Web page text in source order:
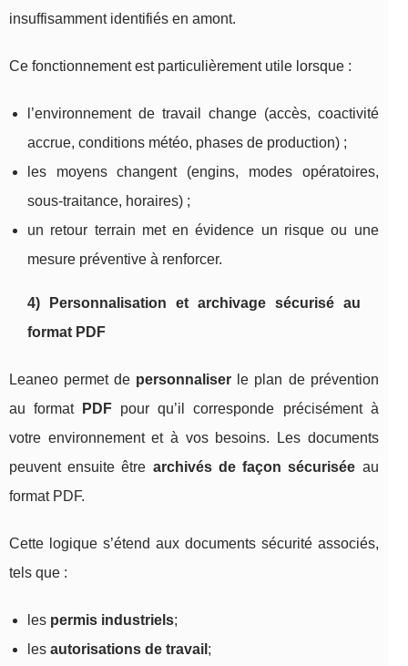
insuffisamment identifiés en amont.
Ce fonctionnement est particulièrement utile lorsque :
l’environnement de travail change (accès, coactivité
accrue, conditions météo, phases de production) ;
les moyens changent (engins, modes opératoires,
sous-traitance, horaires) ;
un retour terrain met en évidence un risque ou une
mesure préventive à renforcer.
4) Personnalisation et archivage sécurisé au
format PDF
Leaneo permet de personnaliser le plan de prévention
au format
PDF pour qu’il corresponde précisément à
votre environnement et à vos besoins. Les documents
peuvent ensuite être archivés de façon sécurisée au
format PDF.
Cette logique s’étend aux documents sécurité associés,
tels que :
les permis industriels;
les autorisations de travail ;